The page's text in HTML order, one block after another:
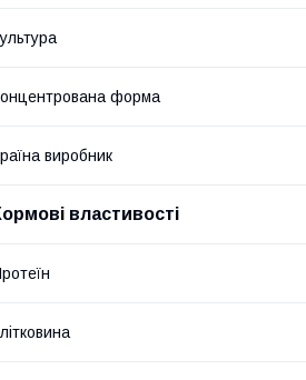
форма
виробник
властивості